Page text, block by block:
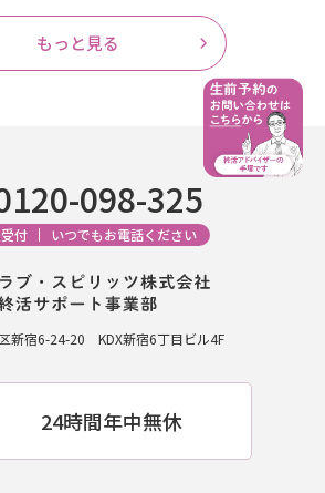
もっと見る
098-325
付 いつでもお電話ください
新宿6-24-20 KDX新宿6丁目ビル4F
24時間年中無休